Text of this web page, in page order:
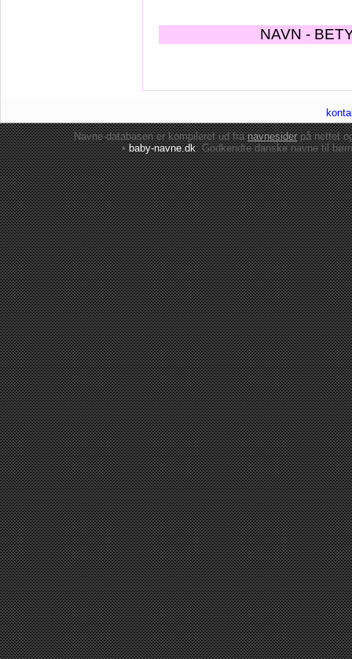
NAVN -
Navne-databasen er kompileret ud franavnesiderpå nettet
•baby-navne.dk: Godkendte danskenavne til børn